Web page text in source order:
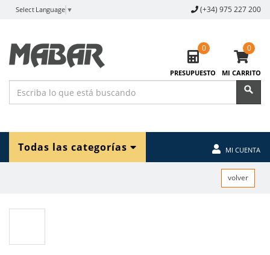
Select Language ▼ (+34) 975 227 200
PRESUPUESTO
0
MI CARRITO
0
Todas las categorías MI CUENTA
volver